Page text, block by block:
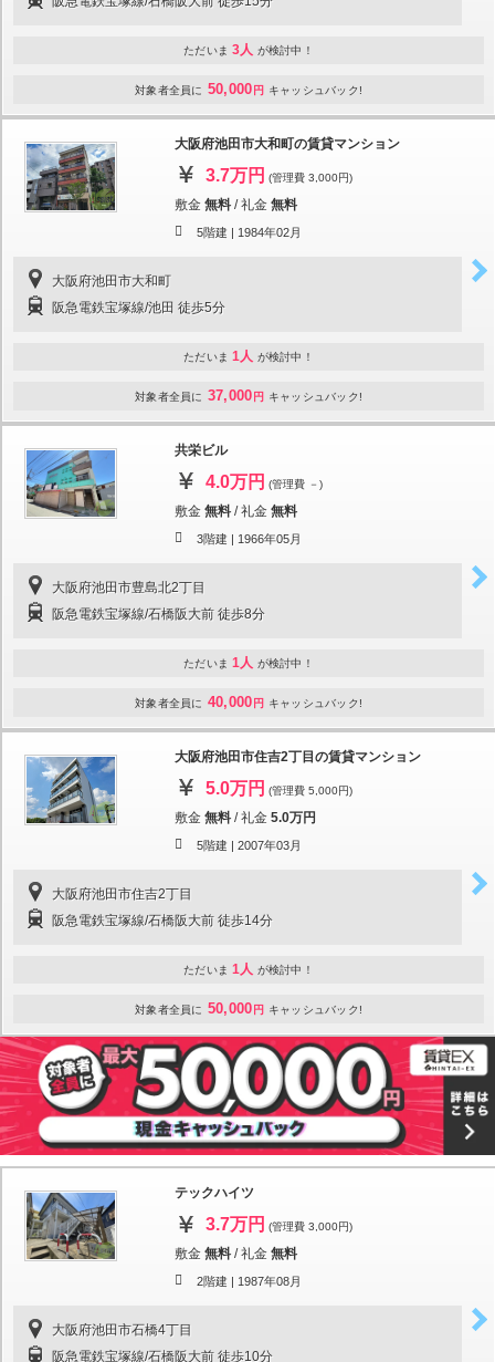
ただいま 3人 が検討中！
対象者全員に 50,000 円 キャッシュバック!
大阪府池田市大和町の賃貸マンション
3.7万円 (管理費 3,000円)
敷金 無料 /礼金 無料
5階建 | 1984年02月
大阪府池田市大和町
阪急電鉄宝塚線/池田 徒歩5分
ただいま 1人 が検討中！
対象者全員に 37,000 円 キャッシュバック!
共栄ビル
4.0万円 (管理費 －)
敷金 無料 /礼金 無料
3階建 | 1966年05月
大阪府池田市豊島北2丁目
阪急電鉄宝塚線/石橋阪大前 徒歩8分
ただいま 1人 が検討中！
対象者全員に 40,000 円 キャッシュバック!
大阪府池田市住吉2丁目の賃貸マンション
5.0万円 (管理費 5,000円)
敷金 無料 /礼金 5.0万円
5階建 | 2007年03月
大阪府池田市住吉2丁目
阪急電鉄宝塚線/石橋阪大前 徒歩14分
ただいま 1人 が検討中！
対象者全員に 50,000 円 キャッシュバック!
テックハイツ
3.7万円 (管理費 3,000円)
敷金 無料 /礼金 無料
2階建 | 1987年08月
大阪府池田市石橋4丁目
阪急電鉄宝塚線/石橋阪大前 徒歩10分